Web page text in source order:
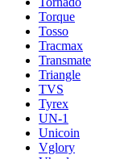
Torque
Tosso
Tracmax
Transmate
Triangle
TVS
Tyrex
UN-1
Unicoin
Vglory